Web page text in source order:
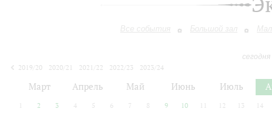
Все события Большой зал
2019/20
2020/21 2021/22 2022/23
2023/24
Март Апрель Май Июнь Июль
2 3 4 5 6 7 8 9 10 12 13 14